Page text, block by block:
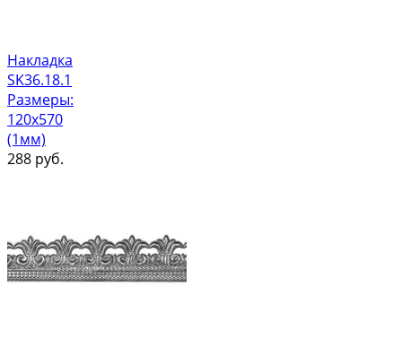
Накладка
SK36.18.1
Размеры:
120х570
(1мм)
288 руб.